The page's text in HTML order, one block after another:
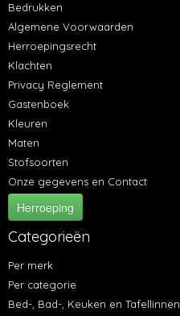
Bedrukken
Algemene Voorwaarden
Herroepingsrecht
Klachten
Privacy Reglement
Gastenboek
Kleuren
Maten
Stofsoorten
Onze gegevens en Contact
Herroeping
Categorieën
Per merk
Per categorie
Bed-, Bad-, Keuken en Tafellinnen